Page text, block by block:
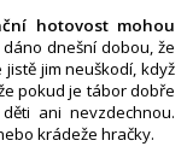
hotovost mohou
dáno dnešní dobou, že
jim neuškodí, když
pokud je tábor dobře
ani nevzdechnou.
krádeže hračky.